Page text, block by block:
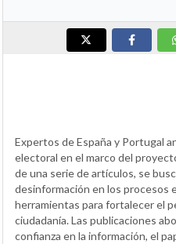
Expertos de España y Portugal
electoral en el marco del
de una serie de artículos, se
desinformación en los procesos
herramientas para fortalecer el
ciudadanía. Las publicaciones
confianza en la información, el